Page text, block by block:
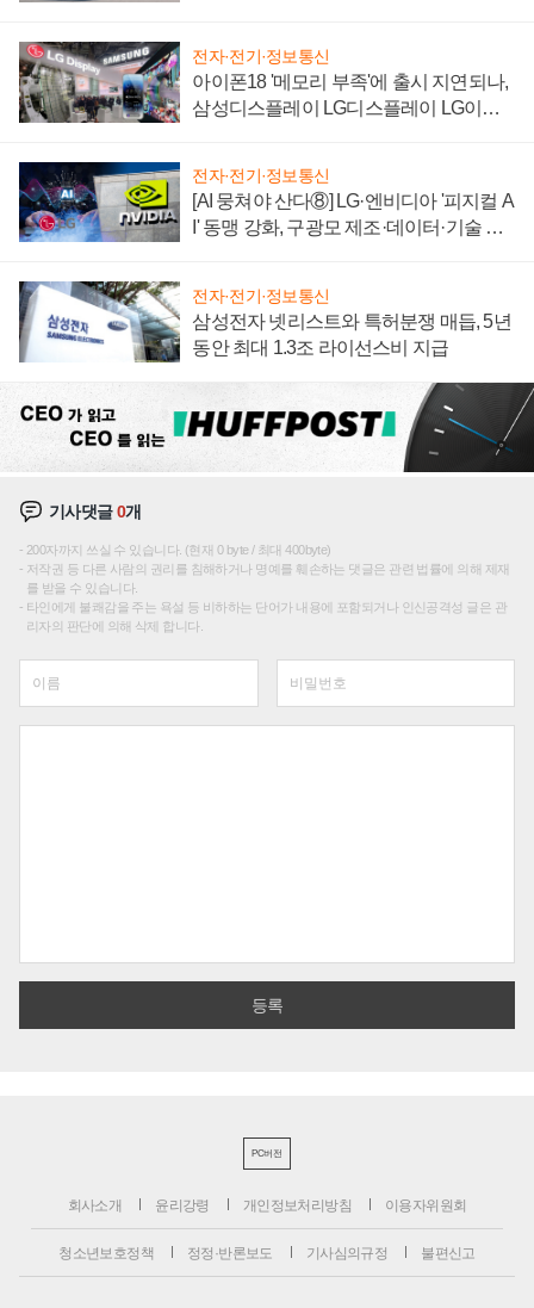
전자·전기·정보통신
아이폰18 '메모리 부족'에 출시 지연되나,
삼성디스플레이 LG디스플레이 LG이노
전자·전기·정보통신
[AI 뭉쳐야 산다⑧] LG·엔비디아 '피지컬 A
I' 동맹 강화, 구광모 제조·데이터·기술 결
전자·전기·정보통신
삼성전자 넷리스트와 특허분쟁 매듭, 5년
동안 최대 1.3조 라이선스비 지급
기사댓글0개
200자까지 쓰실 수 있습니다. (현재 0 byte / 최대 400byte)
저작권 등 다른 사람의 권리를 침해하거나 명예를 훼손하는 댓글은 관련 법률에 의해 제재
를 받을 수 있습니다.
타인에게 불쾌감을 주는 욕설 등 비하하는 단어가 내용에 포함되거나 인신공격성 글은 관
리자의 판단에 의해 삭제 합니다.
PC버전
회사소개 윤리강령 개인정보처리방침 이용자위원회
청소년보호정책 정정·반론보도 기사심의규정 불편신고